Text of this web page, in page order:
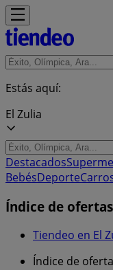
Estás aquí:
El Zulia
Destacados
BebésDeporte
Índice de
Tiendeo en El
Índice de